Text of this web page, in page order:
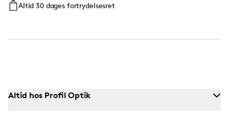
Altid 30 dages fortrydelsesret
Altid hos Profil Optik